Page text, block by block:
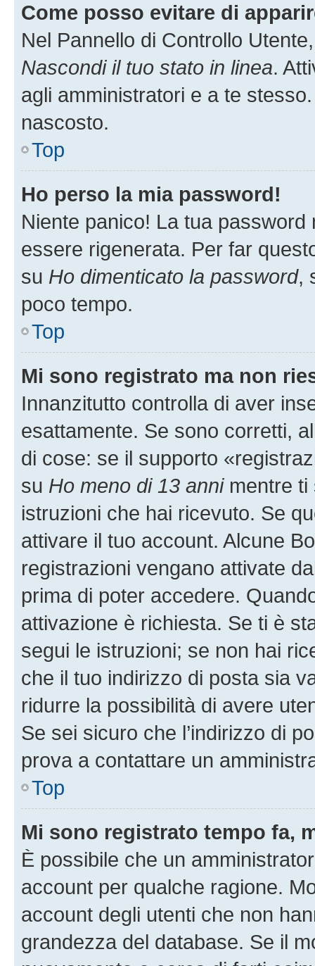
Come posso evitare di
Nel Pannello di Controllo
Nascondi il tuo stato in linea.
agli amministratori e a te
nascosto.
Top
Ho perso la mia password!
Niente panico! La tua
essere rigenerata. Per far
su Ho dimenticato la password,
poco tempo.
Top
Mi sono registrato ma non
Innanzitutto controlla di aver
esattamente. Se sono corretti,
di cose: se il supporto
su Ho meno di 13 annimentre ti
istruzioni che hai ricevuto. Se
attivare il tuo account. Alcune
registrazioni vengano attivate
prima di poter accedere.
attivazione è richiesta. Se ti è
segui le istruzioni; se non hai
che il tuo indirizzo di posta sia
ridurre la possibilità di avere
Se sei sicuro che l’indirizzo di
prova a contattare un
Top
Mi sono registrato tempo fa,
È possibile che un
account per qualche ragione.
account degli utenti che non
grandezza del database. Se il